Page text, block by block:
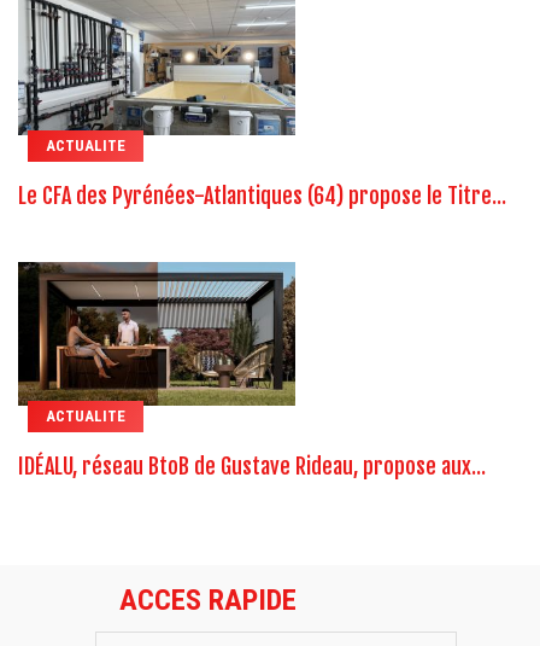
ACTUALITE
Le CFA des Pyrénées-Atlantiques (64) propose le Titre...
ACTUALITE
IDÉALU, réseau BtoB de Gustave Rideau, propose aux...
ACCES RAPIDE